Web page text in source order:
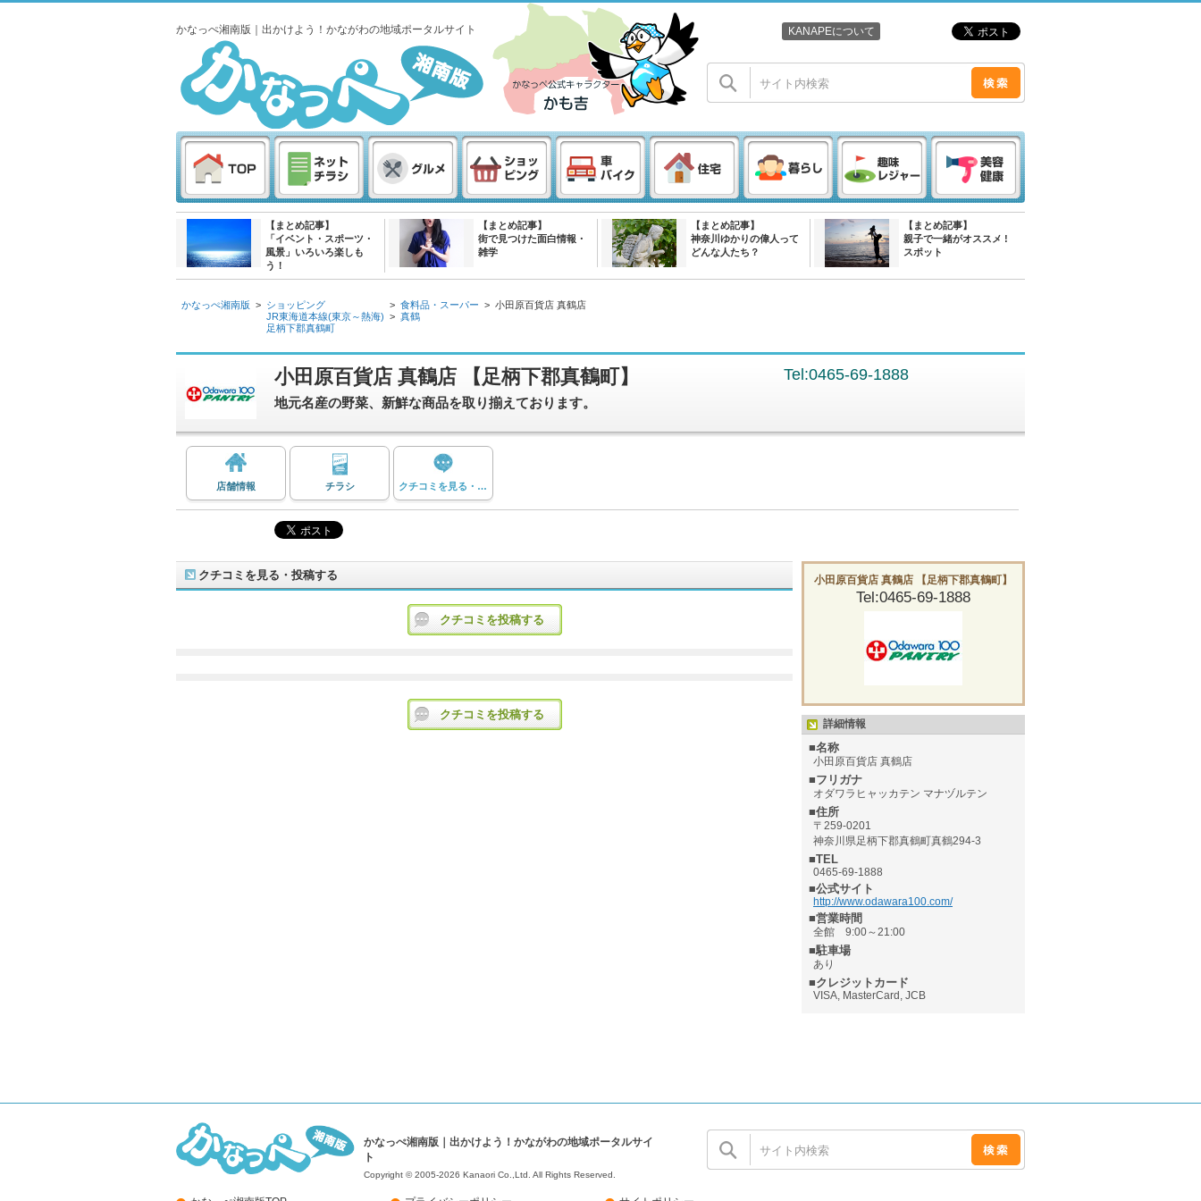
かなっぺ湘南版｜出かけよう！かながわの地域ポータルサイト KANAPEについて
【まとめ記事】
「イベント・スポーツ・
風景」いろいろ楽しも
う！
【まとめ記事】
街で見つけた面白情報・
雑学
【まとめ記事】
神奈川ゆかりの偉人って
どんな人たち？
【まとめ記事】
親子で一緒がオススメ !
スポット
かなっぺ湘南版 > ショッピング
JR東海道本線(東京～熱海)
足柄下郡真鶴町
> 食料品・スーパー
> 真鶴
> 小田原百貨店 真鶴店
小田原百貨店 真鶴店 【足柄下郡真鶴町】 Tel:0465-69-1888
地元名産の野菜、新鮮な商品を取り揃えております。
店舗情報 チラシ クチコミを見る・投稿する
小田原百貨店 真鶴店 【足柄下郡真鶴町】
Tel:0465-69-1888
詳細情報
■名称
小田原百貨店 真鶴店
■フリガナ
オダワラヒャッカテン マナヅルテン
■住所
〒259-0201
神奈川県足柄下郡真鶴町真鶴294-3
■TEL
0465-69-1888
■公式サイト
http://www.odawara100.com/
■営業時間
全館 9:00～21:00
■駐車場
あり
■クレジットカード
VISA, MasterCard, JCB
クチコミを見る・投稿する
クチコミを投稿する
クチコミを投稿する
かなっぺ湘南版｜出かけよう！かながわの地域ポータルサイ
ト
Copyright © 2005-2026 Kanaori Co.,Ltd. All Rights Reserved.